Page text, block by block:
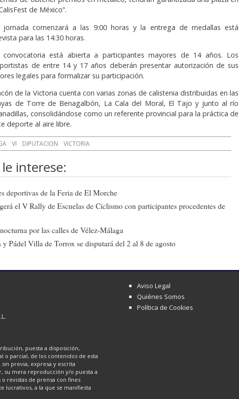
de México”.
jornada comenzará a las 9:00 horas y la entrega de medallas está
para las 14:30 horas.
convocatoria está abierta a participantes mayores de 14 años. Los
de entre 14 y 17 años deberán presentar autorización de sus
legales para formalizar su participación.
de la Victoria cuenta con varias zonas de calistenia distribuidas en las
de Torre de Benagalbón, La Cala del Moral, El Tajo y junto al río
consolidándose como un referente provincial para la práctica de
deporte al aire libre.
VI DIPUTACION VICTORIA
interese:
deportivas de la Feria de El Morche
el V Rally de Escuelas de Ciclismo con participantes procedentes de
por las calles de Vélez-Málaga
Pádel Villa de Torrox se disputará del 2 al 8 de agosto
puesta a disposición,
o parcial, de los contenidos de esta
previa, expresa y escrita
su mera reproducción y/o puesta a
revistas de prensa con fines
lucrativos, a la que se manifiesta
Aviso Legal
Quiénes Somos
Política de Cookies